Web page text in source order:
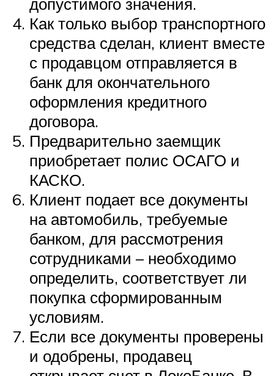
Как только выбор транспортного
средства сделан, клиент вместе
с продавцом отправляется в
банк для окончательного
оформления кредитного
договора.
Предварительно заемщик
приобретает полис ОСАГО и
КАСКО.
Клиент подает все документы
на автомобиль, требуемые
банком, для рассмотрения
сотрудниками – необходимо
определить, соответствует ли
покупка сформированным
условиям.
Если все документы проверены
и одобрены, продавец